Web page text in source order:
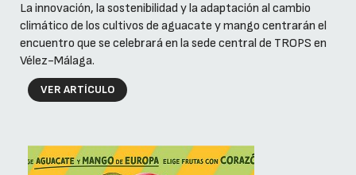
La innovación, la sostenibilidad y la adaptación al cambio
climático de los cultivos de aguacate y mango centrarán el
encuentro que se celebrará en la sede central de TROPS en
Vélez-Málaga.
VER ARTÍCULO